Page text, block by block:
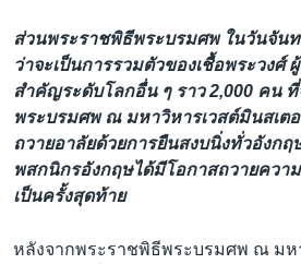
ส่วนพระราชพิธีพระบรมศพ ในวันจัน
ว่าจะเป็นการรวมตัวของเชื้อพระวงศ์
สำคัญระดับโลกอื่น ๆ ราว 2,000 คน
พระบรมศพ ณ มหาวิหารเวสต์มินสเต
ถวายอาลัยด้วยการยืนสงบนิ่งทั่วอังกฤ
พสกนิกรอังกฤษได้มีโอกาสถวายควา
เป็นครั้งสุดท้าย
หลังจากพระราชพิธีพระบรมศพ ณ มห